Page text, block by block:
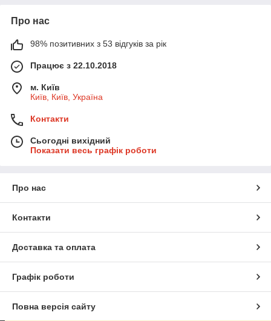
Про нас
98% позитивних з 53 відгуків за рік
Працює з 22.10.2018
м. Київ
Київ, Київ, Україна
Контакти
Сьогодні вихідний
Показати весь графік роботи
Про нас
Контакти
Доставка та оплата
Графік роботи
Повна версія сайту